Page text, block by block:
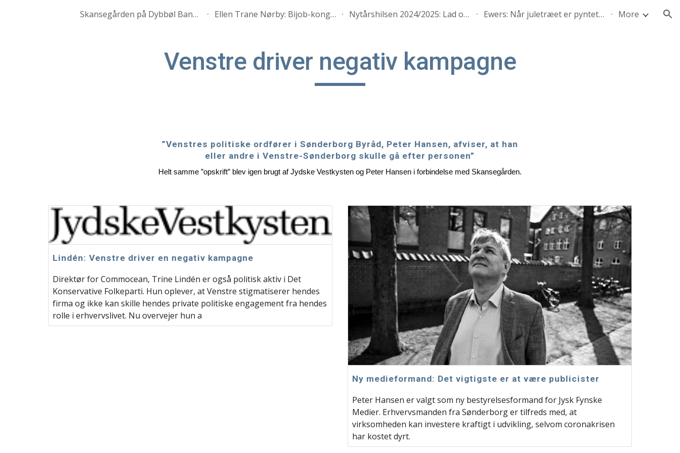
Skip to main content Skip to navigation
Skansegården på Dybbøl Banke Ellen Trane Nørby: Bijob-kongen i Syddanmark og Jydske Vestkystens blindhed Nytårshilsen 2024/2025: Lad os stille de spørgsmål, ingen andre tør Ewers: Når juletræet er pyntet med spin og tavshed More
Venstre driver negativ kampagne
”Venstres politiske ordfører i Sønderborg Byråd, Peter Hansen, afviser, at han
eller andre i Venstre-Sønderborg skulle gå efter personen”
Helt samme ”opskrift” blev igen brugt af Jydske Vestkysten og Peter Hansen i forbindelse med Skansegården.
Lindén: Venstre driver en negativ kampagne
Direktør for Commocean, Trine Lindén er også politisk aktiv i Det
Konservative Folkeparti. Hun oplever, at Venstre stigmatiserer hendes
firma og ikke kan skille hendes private politiske engagement fra hendes
rolle i erhvervslivet. Nu overvejer hun a
Ny medieformand: Det vigtigste er at være publicister
Peter Hansen er valgt som ny bestyrelsesformand for Jysk Fynske
Medier. Erhvervsmanden fra Sønderborg er tilfreds med, at
virksomheden kan investere kraftigt i udvikling, selvom coronakrisen
har kostet dyrt.